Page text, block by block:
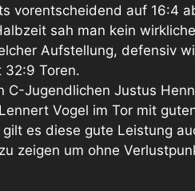
vorentscheidend auf 16:4
sah man kein
Aufstellung, defensiv
32:9 Toren.
C-Jugendlichen Justus
Vogel im Tor mit
es diese gute Leistung
zeigen um ohne